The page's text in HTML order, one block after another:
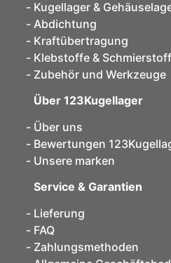
Kugellager &
Abdichtung
Kraftübertragung
Klebstoffe &
Zubehör und Werkzeuge
Über 123Kugellager
Über uns
Bewertungen
Unsere marken
Service & Garantien
Lieferung
FAQ
Zahlungsmethoden